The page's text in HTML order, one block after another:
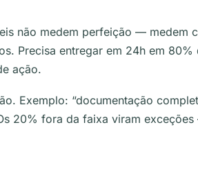
não medem perfeição — medem
Precisa entregar em 24h em 80%
ação.
Exemplo: “documentação
20% fora da faixa viram